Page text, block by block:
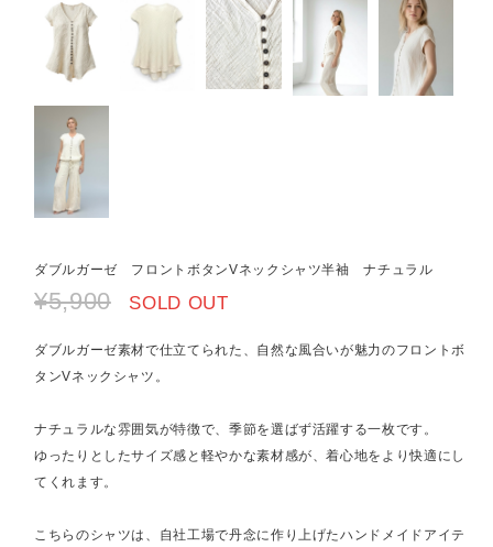
ダブルガーゼ フロントボタンVネックシャツ半袖 ナチュラル
¥5,900 SOLD OUT
ダブルガーゼ素材で仕立てられた、自然な風合いが魅力のフロントボ
タンVネックシャツ。
ナチュラルな雰囲気が特徴で、季節を選ばず活躍する一枚です。
ゆったりとしたサイズ感と軽やかな素材感が、着心地をより快適にし
てくれます。
こちらのシャツは、自社工場で丹念に作り上げたハンドメイドアイテ